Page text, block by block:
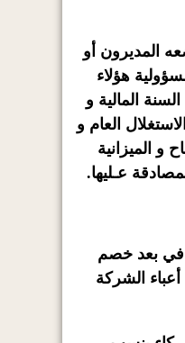
المديرون أو
هؤلاء
المالية و
العام و
و الميزانية
عـليها.
بعد خصم
الشركة